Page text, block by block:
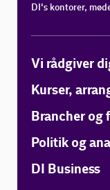
DI's kontorer,
Vi rådgiver
Kurser,
Brancher og
Politik og
DI Business